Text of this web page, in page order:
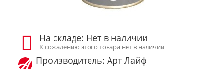
На складе: Нет в наличии
К сожалению этого товара нет в наличии
Производитель: Арт Лайф